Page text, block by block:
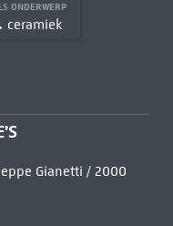
ONDERWERP
ceramiek
Gianetti / 2000